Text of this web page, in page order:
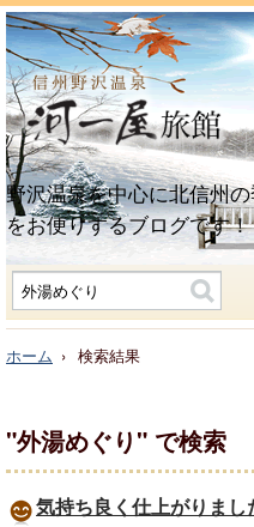
野沢温泉を中心に北信州
をお便りするブログです！
ホーム 検索結果
"外湯めぐり" で検索
気持ち良く仕上がりま